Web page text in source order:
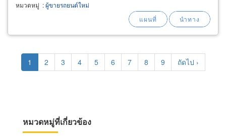
หมวดหมู่ :ผู้ขายรถยนต์ใหม่
Pagination
Current
page
1 Page
2 Page
3 Page
4 Page
5 Page
6 Page
7 Page
8 Page
9
Next
page
ถัดไป ›
หมวดหมู่ที่เกี่ยวข้อง